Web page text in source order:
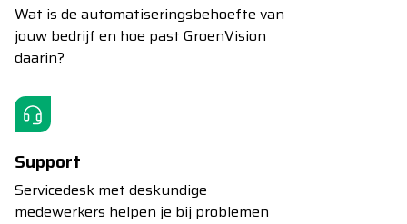
Wat is de automatiseringsbehoefte van
jouw bedrijf en hoe past GroenVision
daarin?
Support
Servicedesk met deskundige
medewerkers helpen je bij problemen